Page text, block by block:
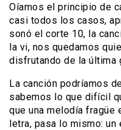
Oíamos el principio de
casi todos los casos,
sonó el corte 10, la
la vi, nos quedamos
disfrutando de la última
La canción podríamos
sabemos lo que difícil
que una melodía fragüe
letra, pasa lo mismo: un